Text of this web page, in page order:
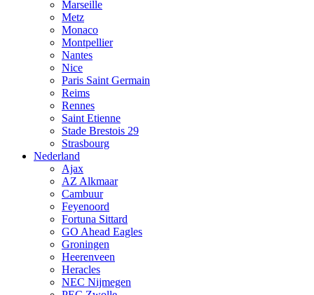
Marseille
Metz
Monaco
Montpellier
Nantes
Nice
Paris Saint Germain
Reims
Rennes
Saint Etienne
Stade Brestois 29
Strasbourg
Nederland
Ajax
AZ Alkmaar
Cambuur
Feyenoord
Fortuna Sittard
GO Ahead Eagles
Groningen
Heerenveen
Heracles
NEC Nijmegen